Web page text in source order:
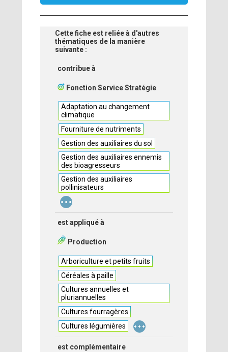
Cette fiche est reliée à d'autres
thématiques de la manière
suivante :
contribue à
Fonction Service Stratégie
Adaptation au changement
climatique
Fourniture de nutriments
Gestion des auxiliaires du sol
Gestion des auxiliaires ennemis
des bioagresseurs
Gestion des auxiliaires
pollinisateurs
...
est appliqué à
Production
Arboriculture et petits fruits
Céréales à paille
Cultures annuelles et
pluriannuelles
Cultures fourragères
Cultures légumières
...
est complémentaire